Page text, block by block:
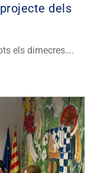
dels
els dimecres….